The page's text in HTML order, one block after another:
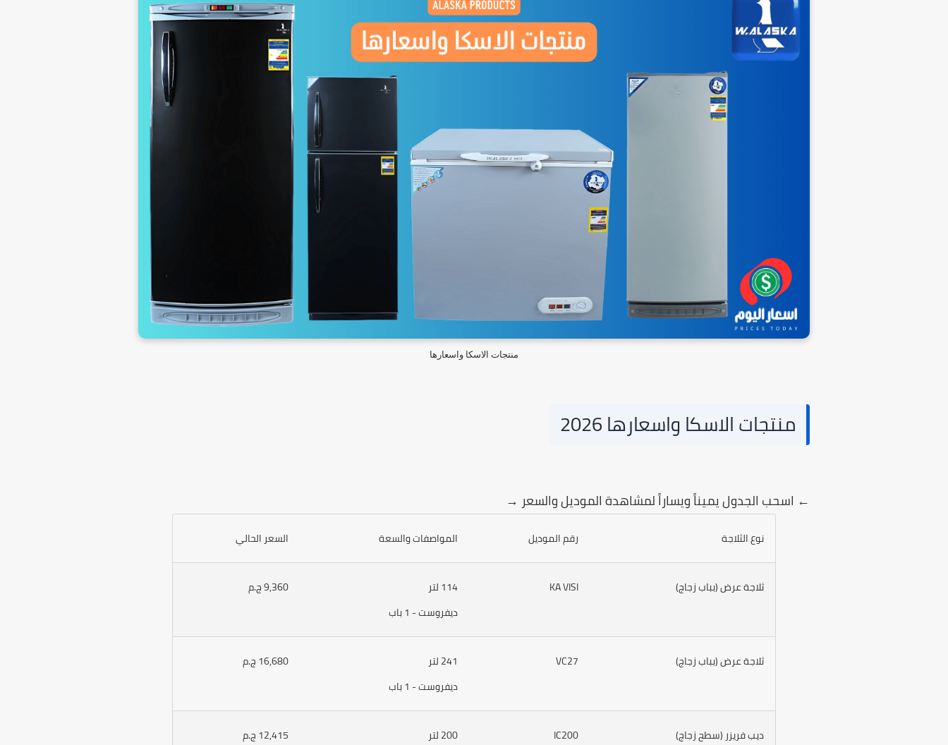
منتجات الاسكا واسعارها
منتجات الاسكا واسعارها 2026
← اسحب الجدول يميناً ويساراً لمشاهدة الموديل والسعر →
نوع الثلاجة رقم الموديل المواصفات والسعة السعر الحالي
ثلاجة عرض (بباب زجاج) KA VISI
114 لتر
ديفروست - 1 باب
9,360 ج.م
ثلاجة عرض (بباب زجاج) VC27
241 لتر
ديفروست - 1 باب
16,680 ج.م
ديب فريزر (سطح زجاج) IC200
200 لتر
12,415 ج.م